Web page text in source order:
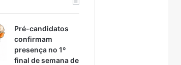
Pré-candidatos
confirmam
presença no 1º
final de semana de